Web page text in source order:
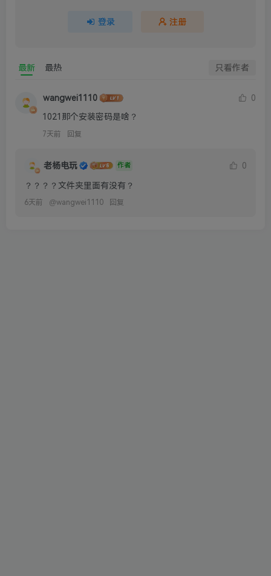
登录 注册
最新 最热 只看作者
wangwei1110
0
1021那个安装密码是啥？
7天前 回复
老杨电玩 作者 0
？？？？文件夹里面有没有？
6天前 @wangwei1110 回复